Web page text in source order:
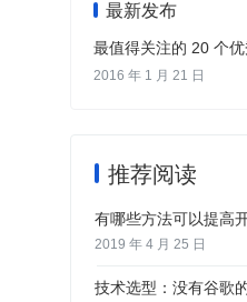
最新发布
最值得关注的 20 个
2016 年 1 月 21 日
推荐阅读
有哪些方法可以提高
2019 年 4 月 25 日
技术选型：没有谷歌